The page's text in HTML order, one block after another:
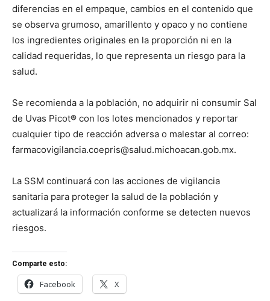
diferencias en el empaque, cambios en el contenido que
se observa grumoso, amarillento y opaco y no contiene
los ingredientes originales en la proporción ni en la
calidad requeridas, lo que representa un riesgo para la
salud.
Se recomienda a la población, no adquirir ni consumir Sal
de Uvas Picot®️ con los lotes mencionados y reportar
cualquier tipo de reacción adversa o malestar al correo:
farmacovigilancia.coepris@salud.michoacan.gob.mx.
La SSM continuará con las acciones de vigilancia
sanitaria para proteger la salud de la población y
actualizará la información conforme se detecten nuevos
riesgos.
Comparte esto:
Facebook X